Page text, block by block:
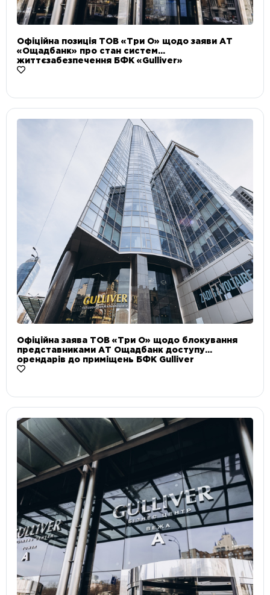
Офіційна позиція ТОВ «Три О» щодо заяви АТ
«Ощадбанк» про стан систем
життєзабезпечення БФК «Gulliver»
Офіційна заява ТОВ «Три О» щодо блокування
представниками АТ Ощадбанк доступу
орендарів до приміщень БФК Gulliver